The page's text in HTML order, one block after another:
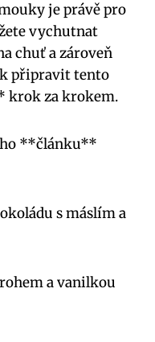
‌je právě pro
vychutnat
chuť a zároveň
⁤připravit tento
krok​ za krokem.
**článku**
​s máslím a
a vanilkou